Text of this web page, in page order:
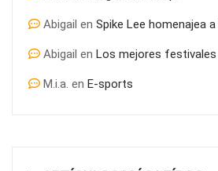
Abigail en Spike Lee homenajea
Abigail en Los mejores festivales
M.i.a. en E-sports